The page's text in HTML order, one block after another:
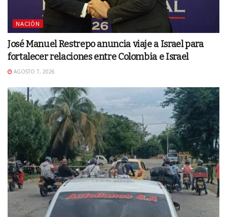
NACIÓN
José Manuel Restrepo anuncia viaje a Israel para
fortalecer relaciones entre Colombia e Israel
AGOSTO 7, 2026